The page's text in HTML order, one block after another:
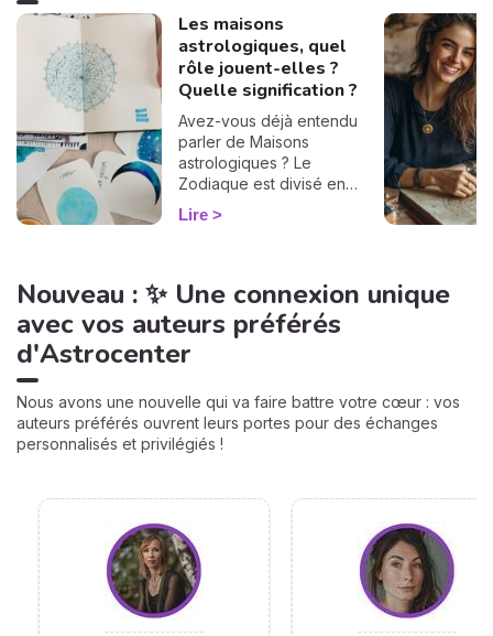
Les maisons
astrologiques, quel
rôle jouent-elles ?
Quelle signification ?
Avez-vous déjà entendu
parler de Maisons
astrologiques ? Le
Zodiaque est divisé en
douze Maisons et chacune
correspond à une sphère
partir de votre heure de
naissance, elles jouent un
rôle très important pour
mieux comprendre votre
Voici leurs significations !
Lire
Nouveau : ✨ Une connexion unique
avec vos auteurs préférés
d'Astrocenter
Nous avons une nouvelle qui va faire battre votre cœur : vos
auteurs préférés ouvrent leurs portes pour des échanges
personnalisés et privilégiés !